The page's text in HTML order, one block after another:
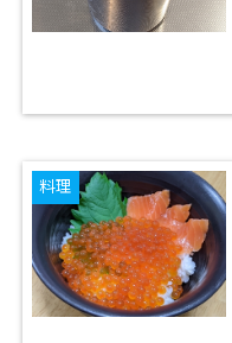
料理